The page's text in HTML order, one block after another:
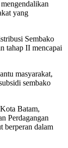
yang
Sembako
tahap II mencapai
masyarakat,
sembako
Batam,
Perdagangan
berperan dalam